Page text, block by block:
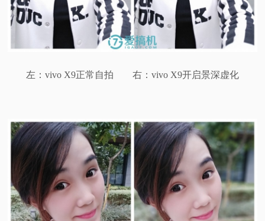
左：vivo X9正常自拍 右：vivo X9开启景深虚化